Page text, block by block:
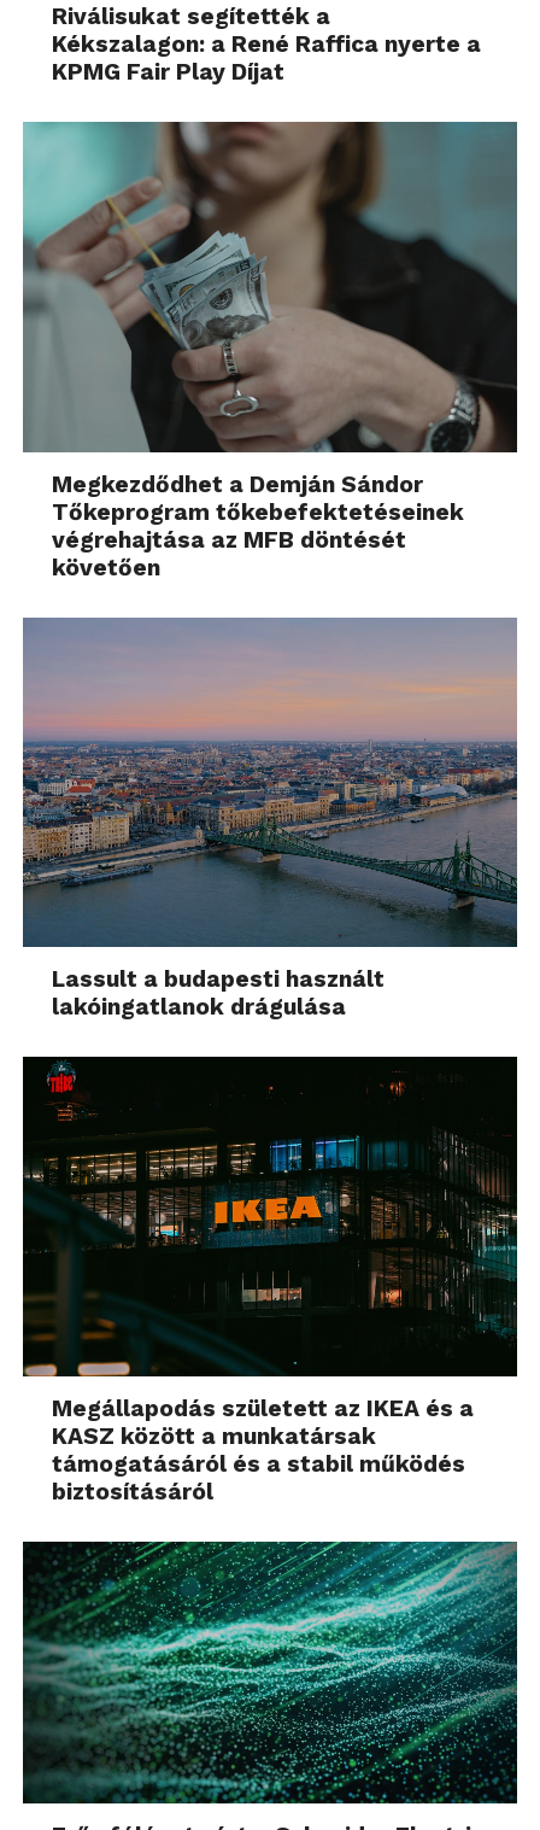
Riválisukat segítették a
Kékszalagon: a René Raffica nyerte a
KPMG Fair Play Díjat
Megkezdődhet a Demján Sándor
Tőkeprogram tőkebefektetéseinek
végrehajtása az MFB döntését
követően
Lassult a budapesti használt
lakóingatlanok drágulása
Megállapodás született az IKEA és a
KASZ között a munkatársak
támogatásáról és a stabil működés
biztosításáról